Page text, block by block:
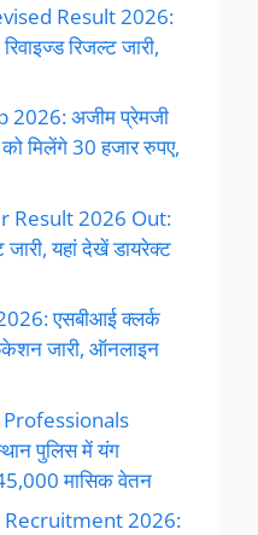
Result 2026:
रिजल्ट जारी,
अजीम प्रेमजी
मिलेंगे 30 हजार रुपए,
Result 2026 Out:
यहां देखें डायरेक्ट
एसबीआई क्लर्क
जारी, ऑनलाइन
पुलिस में यंग
मासिक वेतन
2026: